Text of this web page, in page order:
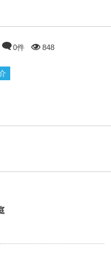
0件 848